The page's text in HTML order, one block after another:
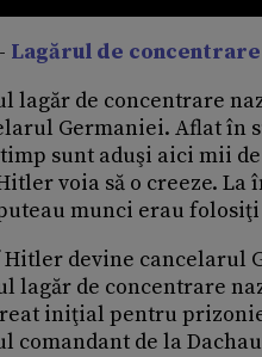
- Lagărul de
lagăr de concentrare
Germaniei. Aflat în
sunt aduşi aici mii
voia să o creeze.
munci erau
devine cancelarul
lagăr de concentrare
iniţial pentru
comandant de la